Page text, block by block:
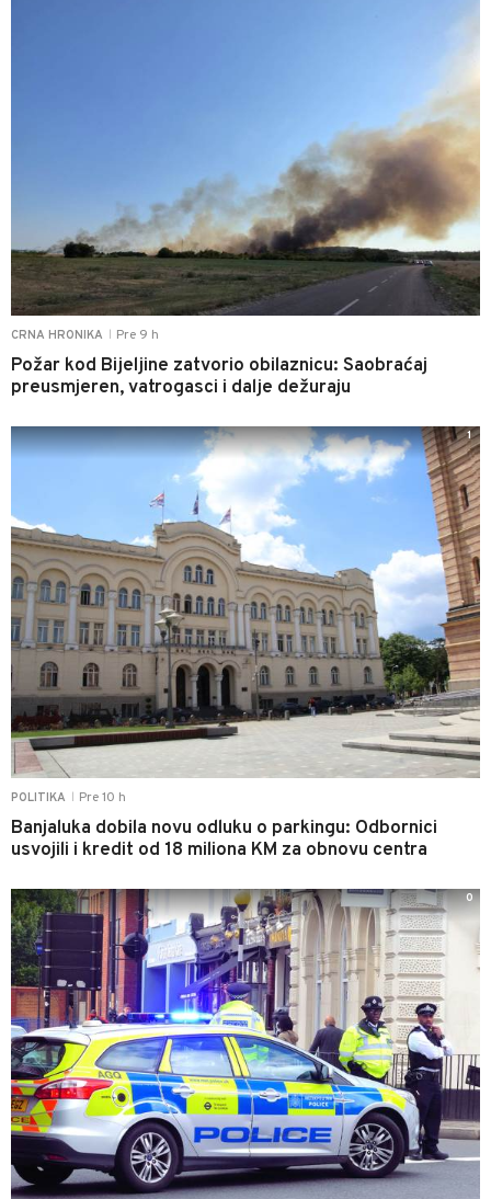
CRNA HRONIKA Pre 9 h
Požar kod Bijeljine zatvorio obilaznicu: Saobraćaj
preusmjeren, vatrogasci i dalje dežuraju
POLITIKA Pre 10 h
Banjaluka dobila novu odluku o parkingu: Odbornici
usvojili i kredit od 18 miliona KM za obnovu centra
1
0